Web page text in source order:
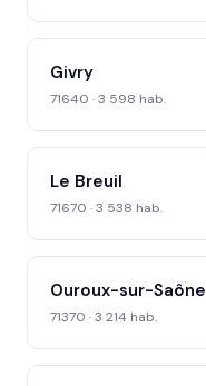
Givry
71640 · 3 598 hab.
Le Breuil
71670 · 3 538 hab.
Ouroux-sur-Saône
71370 · 3 214 hab.